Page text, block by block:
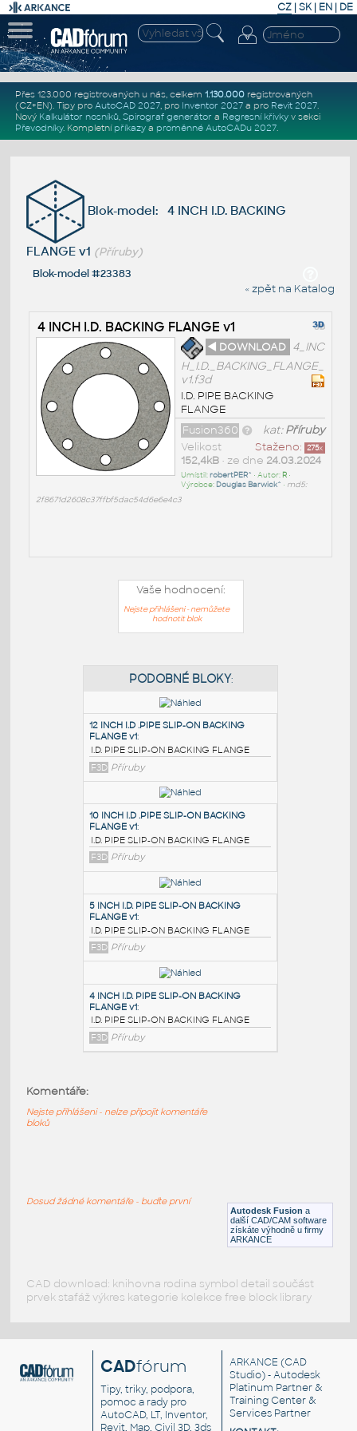
CZ | SK| EN | DE
Přes 123.000 registrovaných u nás, celkem 1.130.000registrovaných
(CZ+EN). Tipy pro AutoCAD 2027, pro Inventor 2027a pro Revit 2027.
Nový Kalkulátor nosníků, Spirograf generátor a Regresní křivkyv sekci
Převodníky. Kompletní příkazya proměnné AutoCADu 2027.
Blok-model: 4 INCH I.D. BACKING
FLANGE v1 (Příruby)
Blok-model #23383
« zpět na Katalog
4 INCH I.D. BACKING FLANGE v1
◄ DOWNLOAD 4_INC
H_I.D._BACKING_FLANGE_
v1.f3d
I.D. PIPE BACKING
FLANGE
kat:Příruby
Fusion360
Staženo: 275x
Velikost
152,4kB• ze dne 24.03.2024
Umístil:robertPER^ • Autor: R•
Výrobce: Douglas Barwick^ • md5:
2f8671d2608c37ffbf5dac54d6e6e4c3
Vaše hodnocení:
Nejste přihlášeni - nemůžete
hodnotit blok
PODOBNÉ BLOKY
12 INCH I.D .PIPE SLIP-ON BACKING
FLANGE v1
I.D. PIPE SLIP-ON BACKING FLANGE
F3D Příruby
10 INCH I.D .PIPE SLIP-ON BACKING
FLANGE v1:
I.D. PIPE SLIP-ON BACKING FLANGE
F3D Příruby
F3D Příruby
I.D. PIPE SLIP-ON BACKING FLANGE
Autodesk Fusion a
další CAD/CAM software
získáte výhodně u firmy
ARKANCE
Komentáře:
Nejste přihlášeni - nelze připojit komentáře
bloků
Dosud žádné komentáře - buďte první
CAD download: knihovna rodina symbol detail součást
prvek stafáž výkres kategorie kolekce free block library
CADfórum
Tipy, triky, podpora,
pomoc a rady pro
AutoCAD, LT, Inventor,
Revit, Map, Civil 3D, 3ds
ARKANCE (CAD
Studio) - Autodesk
Platinum Partner &
Training Center &
Services Partner